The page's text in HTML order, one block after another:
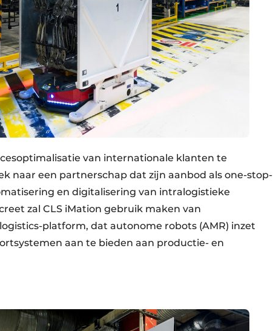
van internationale klanten te
naar een partnerschap dat zijn aanbod als one-stop-
en digitalisering van intralogistieke
zal CLS iMation gebruik maken van
platform, dat autonome robots (AMR) inzet
aan te bieden aan productie- en